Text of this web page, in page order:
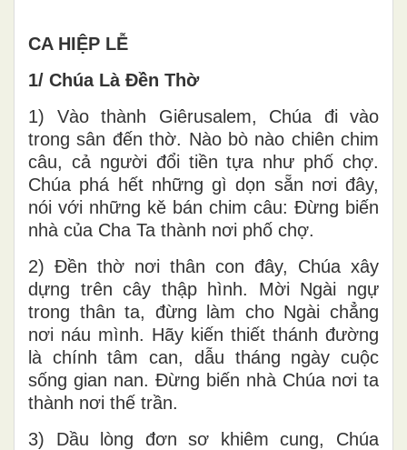
CA HIỆP LỄ
1/ Chúa Là Đền Thờ
1) Vào thành Giêrusalem, Chúa đi vào
trong sân đến thờ. Nào bò nào chiên chim
câu, cả người đổi tiền tựa như phố chợ.
Chúa phá hết những gì dọn sẵn nơi đây,
nói với những kě bán chim câu: Đừng biến
nhà của Cha Ta thành nơi phố chợ.
2) Đền thờ nơi thân con đây, Chúa xây
dựng trên cây thập hình. Mời Ngài ngự
trong thân ta, đừng làm cho Ngài chẳng
nơi náu mình. Hãy kiến thiết thánh đường
là chính tâm can, dẫu tháng ngày cuộc
sống gian nan. Đừng biến nhà Chúa nơi ta
thành nơi thế trần.
3) Dầu lòng đơn sơ khiêm cung, Chúa